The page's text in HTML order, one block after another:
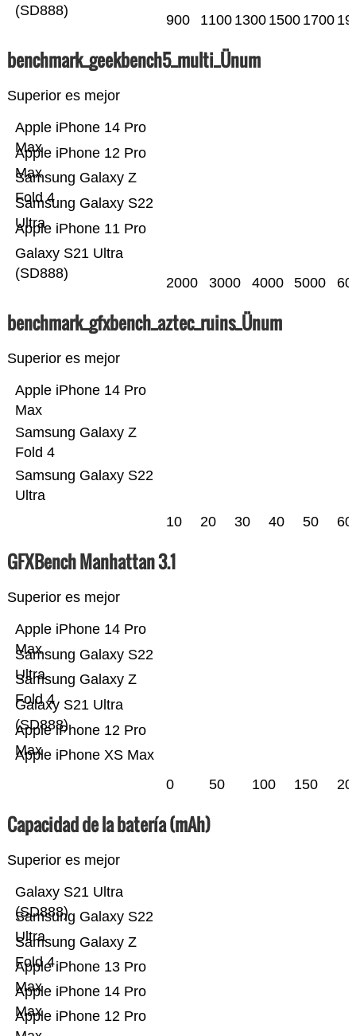
(SD888)
900 1100 1300 1500 1700
benchmark_geekbench5_multi_Ünum
Superior es mejor
Galaxy S21 Ultra
(SD888)
Apple iPhone 11 Pro
Samsung Galaxy S22
Ultra
Samsung Galaxy Z
Fold 4
Apple iPhone 12 Pro
Max
Apple iPhone 14 Pro
Max
2000 3000 4000 5000
benchmark_gfxbench_aztec_ruins_Ünum
Superior es mejor
Samsung Galaxy S22
Ultra
Samsung Galaxy Z
Fold 4
Apple iPhone 14 Pro
Max
10 20 30 40 50 60
GFXBench Manhattan 3.1
Superior es mejor
Apple iPhone XS Max
Apple iPhone 12 Pro
Max
Galaxy S21 Ultra
(SD888)
Samsung Galaxy Z
Fold 4
Samsung Galaxy S22
Ultra
Apple iPhone 14 Pro
Max
0 50 100 150
Capacidad de la batería (mAh)
Superior es mejor
Apple iPhone 12 Pro
Apple iPhone 14 Pro
Max
Apple iPhone 13 Pro
Max
Samsung Galaxy Z
Fold 4
Samsung Galaxy S22
Ultra
Galaxy S21 Ultra
(SD888)